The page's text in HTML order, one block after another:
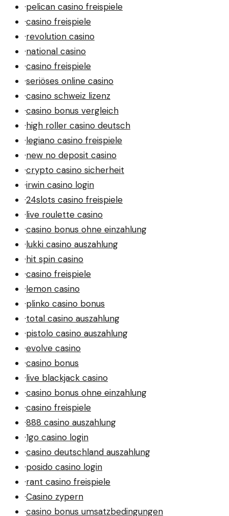
·pelican casino freispiele
·casino freispiele
·revolution casino
·national casino
·casino freispiele
·seriöses online casino
·casino schweiz lizenz
·casino bonus vergleich
·high roller casino deutsch
·legiano casino freispiele
·new no deposit casino
·crypto casino sicherheit
·irwin casino login
·24slots casino freispiele
·live roulette casino
·casino bonus ohne einzahlung
·lukki casino auszahlung
·hit spin casino
·casino freispiele
·lemon casino
·plinko casino bonus
·total casino auszahlung
·pistolo casino auszahlung
·evolve casino
·casino bonus
·live blackjack casino
·casino bonus ohne einzahlung
·casino freispiele
·888 casino auszahlung
·1go casino login
·casino deutschland auszahlung
·posido casino login
·rant casino freispiele
·Casino zypern
·casino bonus umsatzbedingungen